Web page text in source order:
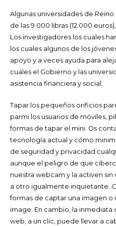
Algunas universidades de
de las 9.000 libras (12.000
Los investigadores los cuales
los cuales algunos de los
apoyo y a veces ayuda para
cuales el Gobierno y las
asistencia financiera y social.
Tapar los pequeños orificios
parmi los usuarios de móviles,
formas de tapar el mini. Os
tecnología actual y cómo
de seguridad y privacidad
aunque el peligro de que
nuestra webcam y la activen
a otro igualmente inquietante.
formas de captar una imagen o
image. En cambio, la inmediata
web, a un clic, puede llevar a